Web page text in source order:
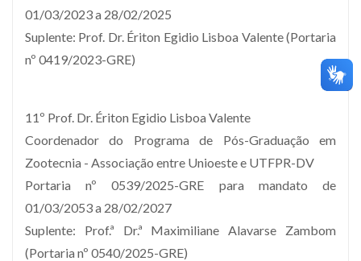
01/03/2023 a 28/02/2025
Suplente: Prof. Dr. Ériton Egidio Lisboa Valente (Portaria
nº 0419/2023-GRE)
11º Prof. Dr. Ériton Egidio Lisboa Valente
Coordenador do Programa de Pós-Graduação em
Zootecnia - Associação entre Unioeste e UTFPR-DV
Portaria nº 0539/2025-GRE para mandato de
01/03/2053 a 28/02/2027
Suplente: Prof.ª Dr.ª Maximiliane Alavarse Zambom
(Portaria nº 0540/2025-GRE)